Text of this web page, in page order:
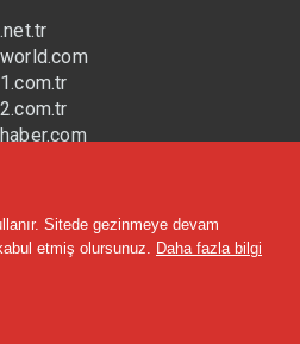
Sitede gezinmeye devam
etmiş olursunuz. Daha fazla bilgi